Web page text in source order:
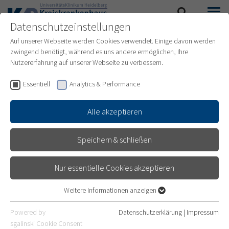
PRESSEARCHIV
Datenschutzeinstellungen
Auf unserer Webseite werden Cookies verwendet. Einige davon werden
zwingend benötigt, während es uns andere ermöglichen, Ihre
Nutzererfahrung auf unserer Webseite zu verbessern.
Essentiell Analytics & Performance
Alle akzeptieren
Speichern & schließen
Nur essentielle Cookies akzeptieren
Essentielle Cookies werden für grundlegende Funktionen der
Webseite benötigt. Dadurch ist gewährleistet, dass die Webseite
Weitere Informationen anzeigen
Powered by
sgalinski Cookie Consent
Datenschutzerklärung | Impressum